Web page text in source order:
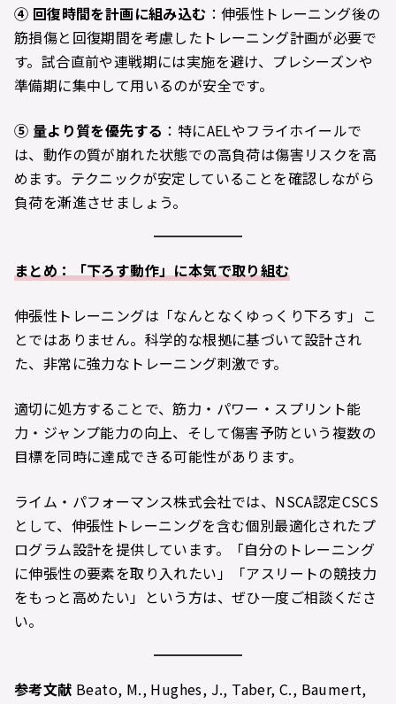
④ 回復時間を計画に組み込む ：伸張性トレーニング後の
筋損傷と回復期間を考慮したトレーニング計画が必要で
す。試合直前や連戦期には実施を避け、プレシーズンや
準備期に集中して用いるのが安全です。
⑤ 量より質を優先する ：特にAELやフライホイールで
は、動作の質が崩れた状態での高負荷は傷害リスクを高
めます。テクニックが安定していることを確認しながら
負荷を漸進させましょう。
まとめ：「下ろす動作」に本気で取り組む
伸張性トレーニングは「なんとなくゆっくり下ろす」こ
とではありません。科学的な根拠に基づいて設計され
た、非常に強力なトレーニング刺激です。
適切に処方することで、筋力・パワー・スプリント能
力・ジャンプ能力の向上、そして傷害予防という複数の
目標を同時に達成できる可能性があります。
ライム・パフォーマンス株式会社では、NSCA認定CSCS
として、伸張性トレーニングを含む個別最適化されたプ
ログラム設計を提供しています。「自分のトレーニング
に伸張性の要素を取り入れたい」「アスリートの競技力
をもっと高めたい」という方は、ぜひ一度ご相談くださ
い。
参考文献 Beato, M., Hughes, J., Taber, C., Baumert,